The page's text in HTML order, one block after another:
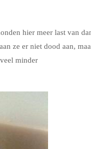
hier meer last van
ze er niet dood aan,
minder